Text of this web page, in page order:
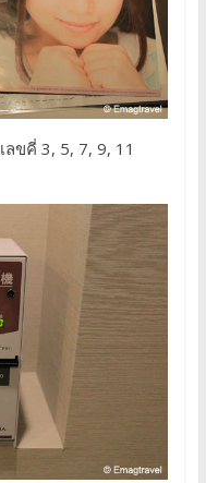
ลขคี่ 3, 5, 7, 9, 11